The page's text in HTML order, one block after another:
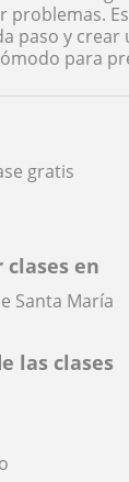
gratis
clases en
Santa María
las clases
problemas.
paso y crear
para